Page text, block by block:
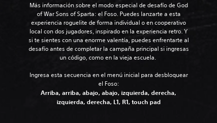
Más información sobre el modo especial de desafío de God
of War Sons of Sparta: el Foso. Puedes lanzarte a esta
experiencia roguelite de forma individual o en cooperativo
local con dos jugadores, inspirado en la experiencia retro. Y
si te sientes con una enorme valentía, puedes enfrentarte al
desafío antes de completar la campaña principal si ingresas
un código, como en la vieja escuela.
Ingresa esta secuencia en el menú inicial para desbloquear
el Foso:
Arriba, arriba, abajo, abajo, izquierda, derecha,
izquierda, derecha, L1, R1, touch pad